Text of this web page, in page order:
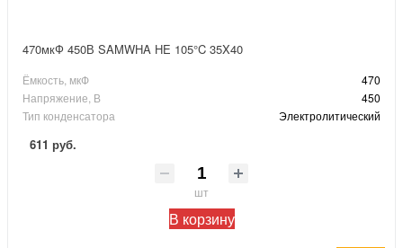
470мкФ 450В SAMWHA HE 105°C 35X40
Ёмкость, мкФ
470
Напряжение, В
450
Тип конденсатора
Электролитический
611 руб.
шт
В корзину